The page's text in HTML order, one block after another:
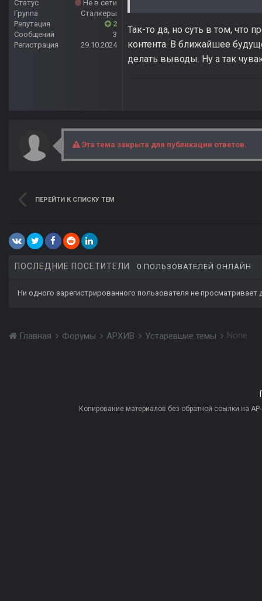
Статус
Не в сети
Группа
Сталкеры
Репутация
2
Сообщений
3
Регистрация
29.10.2024
Так-то да, но суть в том, что
контента. В ближайшее
делать выводы. Ну а так
Эта тема закрыта для публикации ответов.
ПЕРЕЙТИ К СПИСКУ ТЕМ
ПОСЛЕДНИЕ ПОСЕТИТЕЛИ 0 ПОЛЬЗОВАТЕЛЕЙ ОНЛАЙН
Ни одного зарегистрированного пользователя не просматривает
Главная Форумы АРХИВ Устаревшие темы None
Копирование материалов без обратной ссылки на